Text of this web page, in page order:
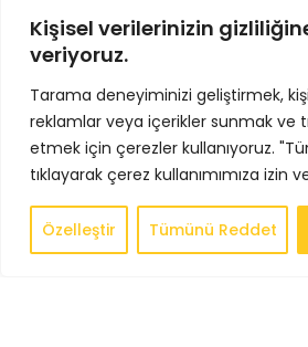
Kişisel verilerinizin
veriyoruz.
Tarama deneyiminizi geliştirmek,
reklamlar veya içerikler sunmak ve
etmek için çerezler kullanıyoruz.
tıklayarak çerez kullanımımıza izin
Özelleştir Tümünü Reddet
Gsm : 0543 407 93 23
E-Posta : info@bkbstore.com
KURUMSAL
Anasayfa
Hakkımızda
Store
0